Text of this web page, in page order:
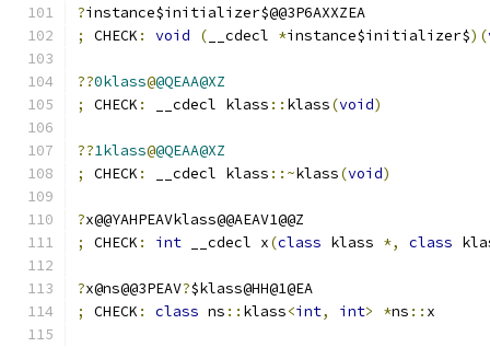
?instance$initializer$@@3P6AXXZEA
;
CHECK : void ( __cdecl *instance$initializer$)(
??0klass@@QEAA@XZ
;
CHECK : __cdecl klass :: klass(void)
??1klass@@QEAA@XZ
;
CHECK : __cdecl klass ::~klass(void)
?x@@YAHPEAVklass@@AEAV1@@Z
;
CHECK : int __cdecl x(class klass *, class
?x@ns@@3PEAV?$klass@HH@1@EA
;
CHECK : class ns :: klass<int, int> *ns :: x